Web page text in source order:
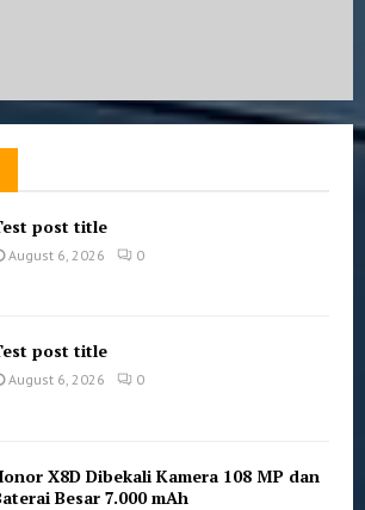
post title
August 6, 2026 0
post title
August 6, 2026 0
X8D Dibekali Kamera 108 MP dan
Besar 7.000 mAh